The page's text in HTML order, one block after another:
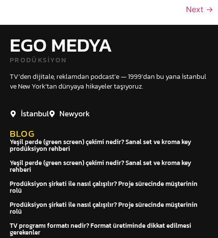
Next →
EGO MEDYA
PRODÜKSIYON
TV’den dijitale, reklamdan podcast’e — 1999’dan bu yana İstanbul
ve New York’tan dünyaya hikayeler taşıyoruz.
İstanbul Newyork
BLOG
Yeşil perde (green screen) çekimi nedir? Sanal set ve kroma key
prodüksiyon rehberi
Yeşil perde (green screen) çekimi nedir? Sanal set ve kroma key
rehberi
Prodüksiyon şirketi ile nasıl çalışılır? Proje sürecinde müşterinin
rolü
Prodüksiyon şirketi ile nasıl çalışılır? Proje sürecinde müşterinin
rolü
TV programı formatı nedir? Format üretiminde dikkat edilmesi
gerekenler